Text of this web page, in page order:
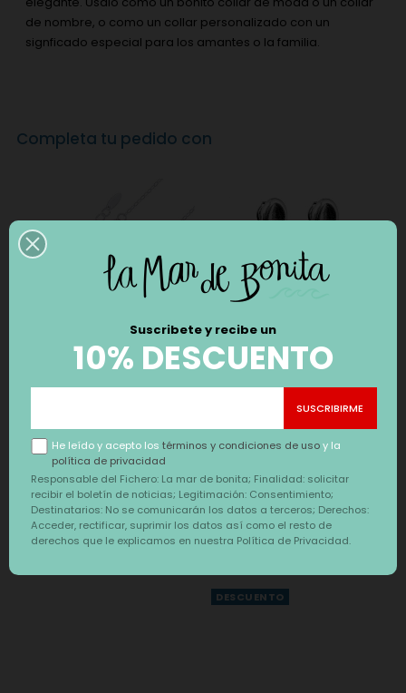
de nombre, o como un collar personalizado con un
signficado especial para los amantes o la familia.
Completa tu pedido con
También te puede interesar
DESCUENTO
‹ ›
Responsable del Fichero: La mar de bonita; Finalidad: solicitar
recibir el boletín de noticias; Legitimación: Consentimiento;
Destinatarios: No se comunicarán los datos a terceros; Derechos:
Acceder, rectificar, suprimir los datos así como el resto de
derechos que le explicamos en nuestra Política de Privacidad.
He leído y acepto lostérminos y condiciones de usoy la
política de privacidad
10% DESCUENTO
Suscribete y recibe un